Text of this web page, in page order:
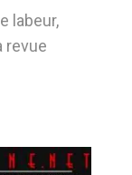
labeur,
revue